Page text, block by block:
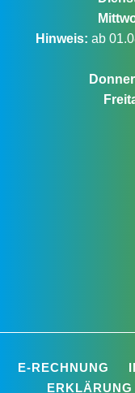
Hinweis: ab
E-RECHNUNG